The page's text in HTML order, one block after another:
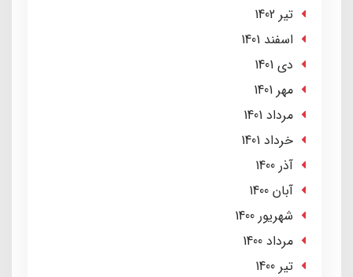
تير 1402
اسفند 1401
دی 1401
مهر 1401
مرداد 1401
خرداد 1401
آذر 1400
آبان 1400
شهریور 1400
مرداد 1400
تير 1400